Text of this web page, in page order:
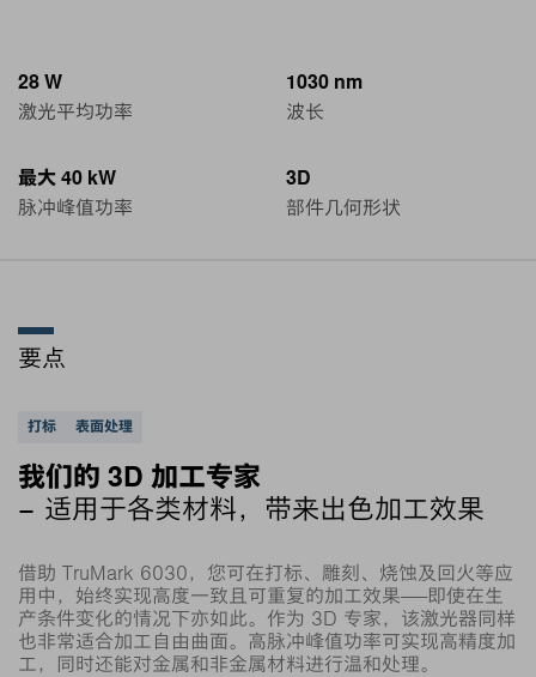
28 W
激光平均功率
1030 nm
波长
最大 40 kW
脉冲峰值功率
3D
部件几何形状
要点
支持的应用
打标 表面处理
我们的 3D 加工专家
– 适用于各类材料，带来出色加工效果
借助 TruMark 6030，您可在打标、雕刻、烧蚀及回火等应
用中，始终实现高度一致且可重复的加工效果——即使在生
产条件变化的情况下亦如此。作为 3D 专家，该激光器同样
也非常适合加工自由曲面。高脉冲峰值功率可实现高精度加
工，同时还能对金属和非金属材料进行温和处理。